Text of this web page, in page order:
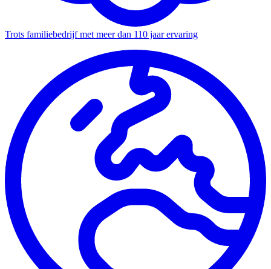
Trots familiebedrijf met meer dan 110 jaar ervaring